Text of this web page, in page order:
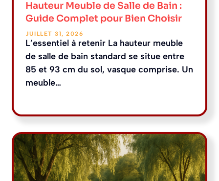
Hauteur Meuble de Salle de Bain :
Guide Complet pour Bien Choisir
JUILLET 31, 2026
L’essentiel à retenir La hauteur meuble
de salle de bain standard se situe entre
85 et 93 cm du sol, vasque comprise. Un
meuble…